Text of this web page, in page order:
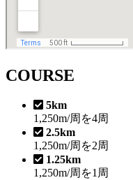
COURSE
5km
1,250m/周を4周
2.5km
1,250m/周を2周
1.25km
1,250m/周を1周